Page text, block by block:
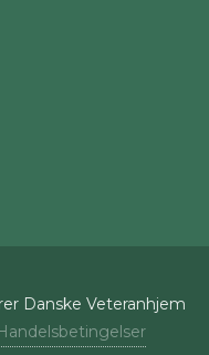
Danske Veteranhjem
Handelsbetingelser